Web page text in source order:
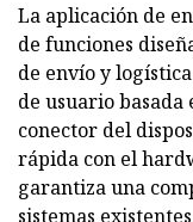
La aplicación de
de funciones
de envío y
de usuario
conector del
rápida con el
garantiza una
sistemas